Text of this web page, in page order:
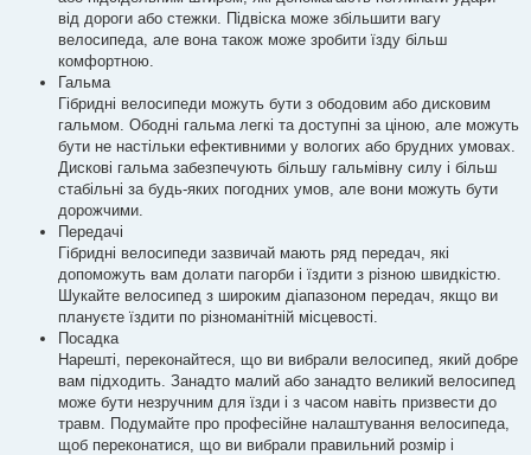
від дороги або стежки. Підвіска може збільшити вагу
велосипеда, але вона також може зробити їзду більш
комфортною.
Гальма
Гібридні велосипеди можуть бути з ободовим або дисковим
гальмом. Ободні гальма легкі та доступні за ціною, але можуть
бути не настільки ефективними у вологих або брудних умовах.
Дискові гальма забезпечують більшу гальмівну силу і більш
стабільні за будь-яких погодних умов, але вони можуть бути
дорожчими.
Передачі
Гібридні велосипеди зазвичай мають ряд передач, які
допоможуть вам долати пагорби і їздити з різною швидкістю.
Шукайте велосипед з широким діапазоном передач, якщо ви
плануєте їздити по різноманітній місцевості.
Посадка
Нарешті, переконайтеся, що ви вибрали велосипед, який добре
вам підходить. Занадто малий або занадто великий велосипед
може бути незручним для їзди і з часом навіть призвести до
травм. Подумайте про професійне налаштування велосипеда,
щоб переконатися, що ви вибрали правильний розмір і